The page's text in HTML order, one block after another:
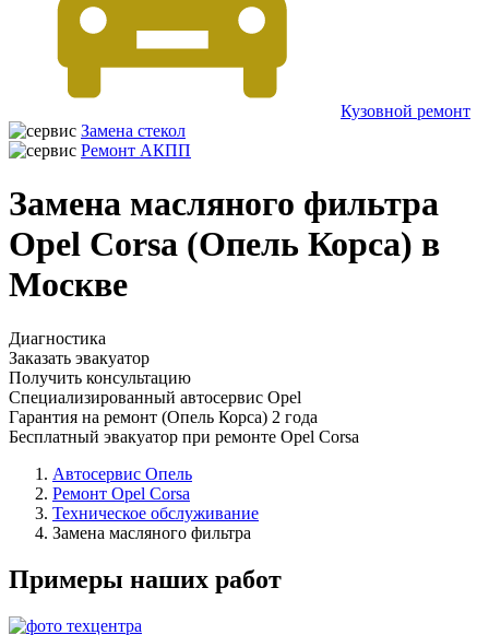
Кузовной ремонт
Замена стекол
Ремонт АКПП
Замена масляного фильтра
Opel Corsa (Опель Корса) в
Москве
Диагностика
Заказать эвакуатор
Получить консультацию
Специализированный автосервис Opel
Гарантия на ремонт (Опель Корса) 2 года
Бесплатный эвакуатор при ремонте Opel Corsa
Автосервис Опель
Ремонт Opel Corsa
Техническое обслуживание
Замена масляного фильтра
Примеры наших работ